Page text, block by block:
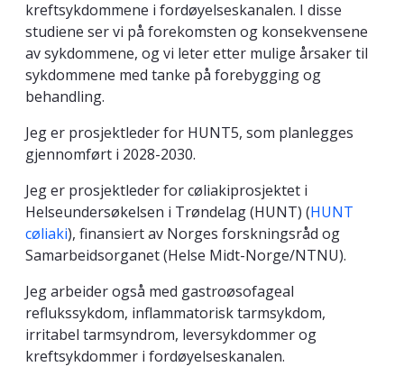
kreftsykdommene i fordøyelseskanalen. I disse
studiene ser vi på forekomsten og konsekvensene
av sykdommene, og vi leter etter mulige årsaker til
sykdommene med tanke på forebygging og
behandling.
Jeg er prosjektleder for HUNT5, som planlegges
gjennomført i 2028-2030.
Jeg er prosjektleder for cøliakiprosjektet i
Helseundersøkelsen i Trøndelag (HUNT) (HUNT
cøliaki), finansiert av Norges forskningsråd og
Samarbeidsorganet (Helse Midt-Norge/NTNU).
Jeg arbeider også med gastroøsofageal
reflukssykdom, inflammatorisk tarmsykdom,
irritabel tarmsyndrom, leversykdommer og
kreftsykdommer i fordøyelseskanalen.